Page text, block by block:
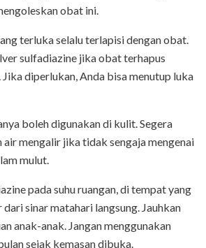
obat ini.
terluka selalu terlapisi dengan obat.
sulfadiazine jika obat terhapus
diperlukan, Anda bisa menutup luka
boleh digunakan di kulit. Segera
air mengalir jika tidak sengaja mengenai
mulut.
pada suhu ruangan, di tempat yang
sinar matahari langsung. Jauhkan
anak-anak. Jangan menggunakan
sejak kemasan dibuka.